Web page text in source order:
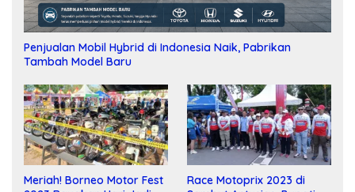
Penjualan Mobil Hybrid di Indonesia Naik, Pabrikan
Tambah Model Baru
Meriah! Borneo Motor Fest
Race Motoprix 2023 di